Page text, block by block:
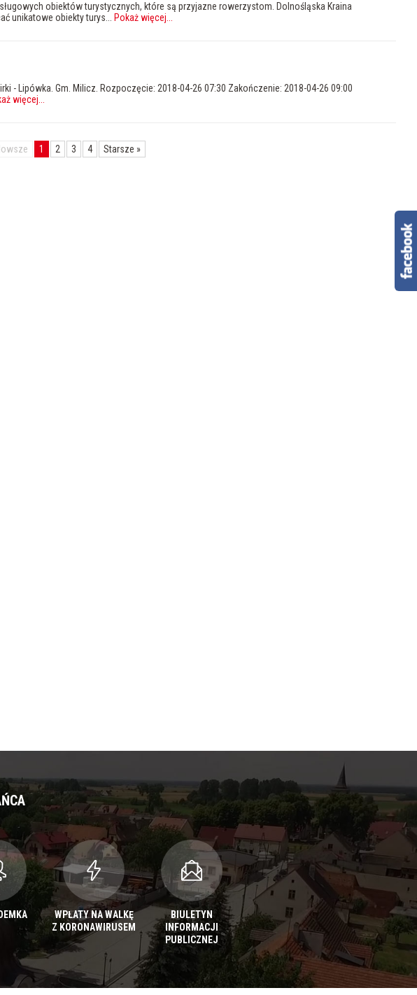
obiektów turystycznych, które są przyjazne rowerzystom. Dolnośląska Kraina
unikatowe obiekty turys...
Pokaż więcej
- Lipówka. Gm. Milicz. Rozpoczęcie: 2018-04-26 07:30 Zakończenie: 2018-04-26 09:00
więcej
1 2 3 4 Starsze »
WPŁATY NA WALKĘ
Z KORONAWIRUSEM
BIULETYN
INFORMACJI
PUBLICZNEJ